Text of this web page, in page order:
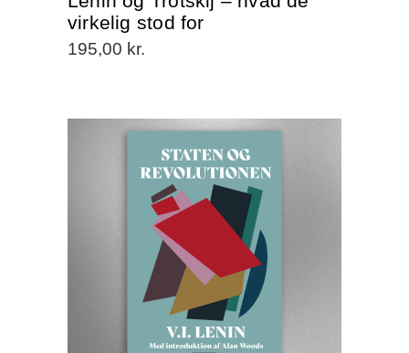
virkelig stod for
195,00 kr.